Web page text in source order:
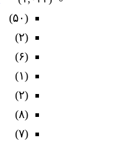
(۵۰)
(۲)
(۶)
(۱)
(۲)
(۸)
(۷)